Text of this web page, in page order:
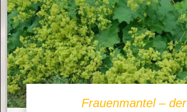
Frauenmantel – der